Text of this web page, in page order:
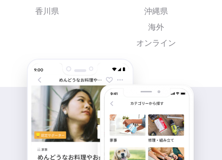
香川県
沖縄県
海外
オンライン